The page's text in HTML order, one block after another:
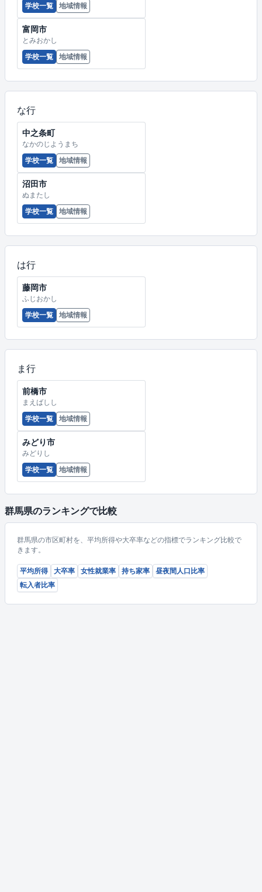
学校一覧
地域情報
富岡市
とみおかし
学校一覧
地域情報
な行
中之条町
なかのじようまち
学校一覧
地域情報
沼田市
ぬまたし
学校一覧
地域情報
は行
藤岡市
ふじおかし
学校一覧
地域情報
ま行
前橋市
まえばしし
学校一覧
地域情報
みどり市
みどりし
学校一覧
地域情報
群馬県のランキングで比較
群馬県の市区町村を、平均所得や大卒率などの指標でランキング比較で
きます。
平均所得 大卒率 女性就業率 持ち家率
昼夜間人口比率
転入者比率